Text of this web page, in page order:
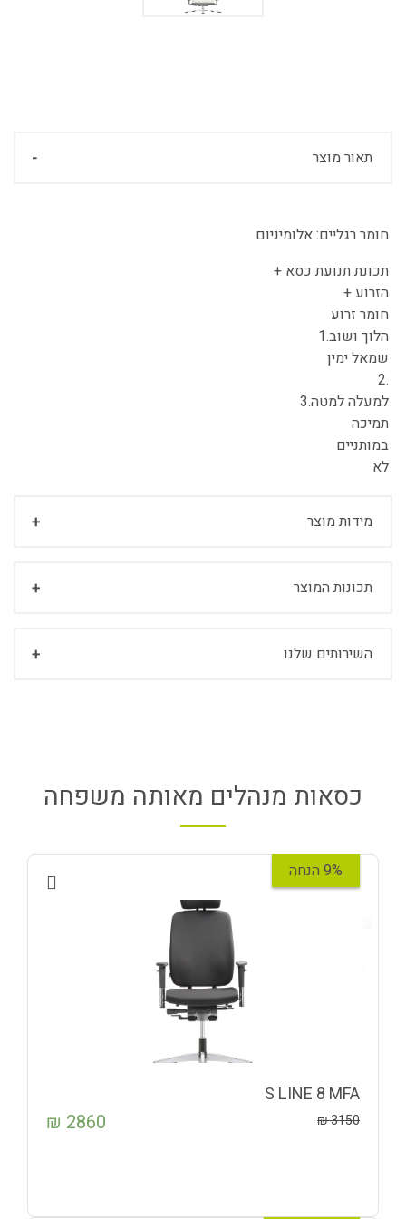
תאור מוצר
חומר רגליים:אלומיניום
תכונת תנועת כסא +
הזרוע +
חומר זרוע
הלוך ושוב.1
שמאל ימין
.2
למעלה למטה.3
תמיכה
במותניים
לא
מידות מוצר
תכונות המוצר
השירותים שלנו
כסאות מנהלים מאותה משפחה
9% הנחה
S LINE 8 MFA
3150
₪
2860
₪